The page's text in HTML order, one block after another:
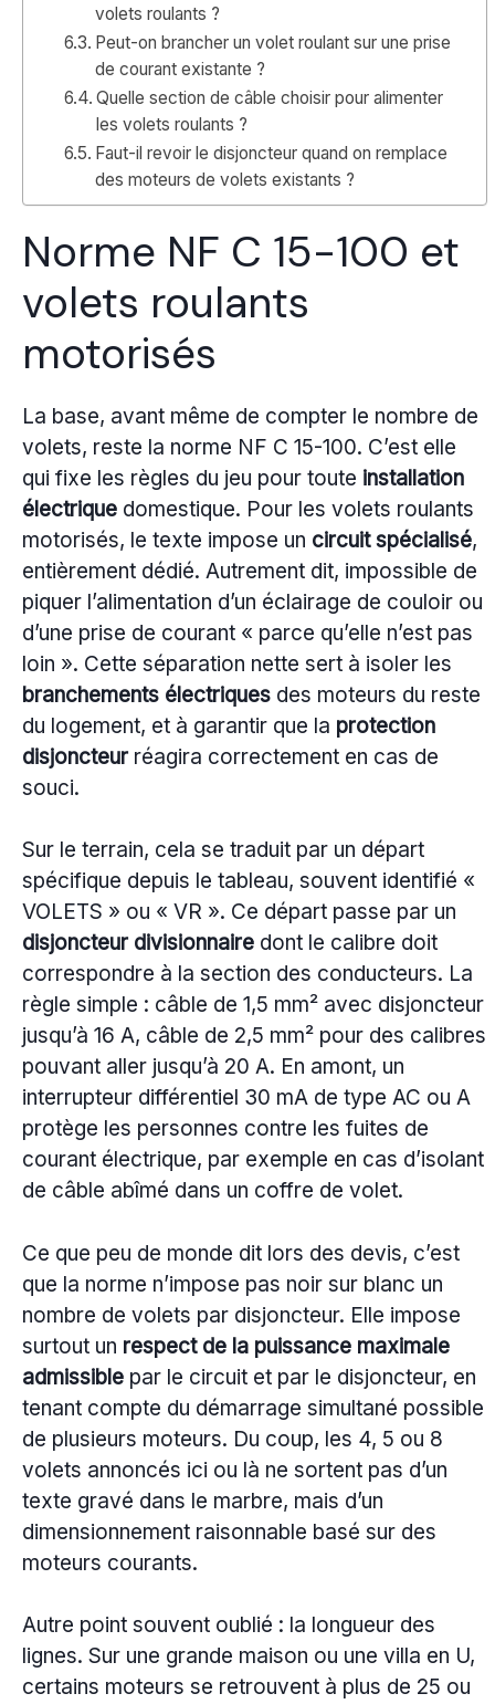
volets roulants ?
Peut-on brancher un volet roulant sur une prise
de courant existante ?
Quelle section de câble choisir pour alimenter
les volets roulants ?
Faut-il revoir le disjoncteur quand on remplace
des moteurs de volets existants ?
Norme NF C 15-100 et
volets roulants
motorisés
La base, avant même de compter le nombre de
volets, reste la norme NF C 15-100. C’est elle
qui fixe les règles du jeu pour toute installation
électrique domestique. Pour les volets roulants
motorisés, le texte impose un circuit spécialisé,
entièrement dédié. Autrement dit, impossible de
piquer l’alimentation d’un éclairage de couloir ou
d’une prise de courant « parce qu’elle n’est pas
loin ». Cette séparation nette sert à isoler les
branchements électriques des moteurs du reste
du logement, et à garantir que la protection
disjoncteurréagira correctement en cas de
souci.
Sur le terrain, cela se traduit par un départ
spécifique depuis le tableau, souvent identifié «
VOLETS » ou « VR ». Ce départ passe par un
disjoncteur divisionnaire dont le calibre doit
correspondre à la section des conducteurs. La
règle simple : câble de 1,5 mm² avec disjoncteur
jusqu’à 16 A, câble de 2,5 mm² pour des calibres
pouvant aller jusqu’à 20 A. En amont, un
interrupteur différentiel 30 mA de type AC ou A
protège les personnes contre les fuites de
courant électrique, par exemple en cas d’isolant
de câble abîmé dans un coffre de volet.
Ce que peu de monde dit lors des devis, c’est
que la norme n’impose pas noir sur blanc un
nombre de volets par disjoncteur. Elle impose
surtout un respect de la puissance maximale
admissible par le circuit et par le disjoncteur, en
tenant compte du démarrage simultané possible
de plusieurs moteurs. Du coup, les 4, 5 ou 8
volets annoncés ici ou là ne sortent pas d’un
texte gravé dans le marbre, mais d’un
dimensionnement raisonnable basé sur des
moteurs courants.
Autre point souvent oublié : la longueur des
lignes. Sur une grande maison ou une villa en U,
certains moteurs se retrouvent à plus de 25 ou